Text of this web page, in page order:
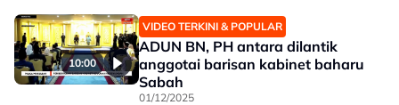
10:00
VIDEO TERKINI & POPULAR
ADUN BN, PH antara dilantik
anggotai barisan kabinet baharu
Sabah
01/12/2025